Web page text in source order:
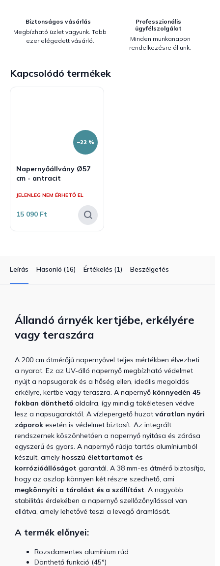
Biztonságos vásárlás
Megbízható üzlet vagyunk. Több
ezer elégedett vásárló.
Professzionális
ügyfélszolgálat
Minden munkanapon
rendelkezésre állunk.
Kapcsolódó termékek
–22 %
Napernyőállvány Ø57
cm - antracit
JELENLEG NEM ÉRHETŐ EL
15 090 Ft
Leírás Hasonló (16) Értékelés (1) Beszélgetés
Állandó árnyék kertjébe, erkélyére
vagy teraszára
A 200 cm átmérőjű napernyővel teljes mértékben élvezheti
a nyarat. Ez az UV-álló napernyő megbízható védelmet
nyújt a napsugarak és a hőség ellen, ideális megoldás
erkélyre, kertbe vagy teraszra. A napernyő könnyedén 45
fokban dönthető oldalra, így mindig tökéletesen védve
lesz a napsugaraktól. A vízlepergető huzat váratlan nyári
záporok esetén is védelmet biztosít. Az integrált
rendszernek köszönhetően a napernyő nyitása és zárása
egyszerű és gyors. A napernyő rúdja tartós alumíniumból
készült, amely hosszú élettartamot és
korrózióállóságot garantál. A 38 mm-es átmérő biztosítja,
hogy az oszlop könnyen két részre szedhető, ami
megkönnyíti a tárolást és a szállítást. A nagyobb
stabilitás érdekében a napernyő szellőzőnyílással van
ellátva, amely lehetővé teszi a levegő áramlását.
A termék előnyei:
Rozsdamentes alumínium rúd
Dönthető funkció (45°)